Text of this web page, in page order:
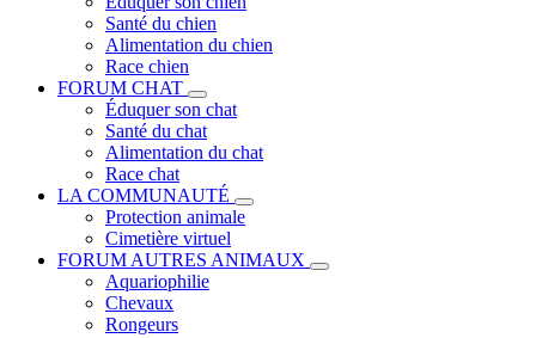
Santé du chien
Alimentation du chien
Race chien
FORUM CHAT
Éduquer son chat
Santé du chat
Alimentation du chat
Race chat
LA COMMUNAUTÉ
Protection animale
Cimetière virtuel
FORUM AUTRES ANIMAUX
Aquariophilie
Chevaux
Rongeurs